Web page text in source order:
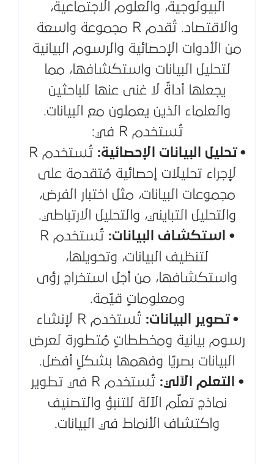
البيولوجية، والعلوم الاجتماعية،
والاقتصاد. تُقدم R مجموعة واسعة
من الأدوات الإحصائية والرسوم البيانية
لتحليل البيانات واستكشافها، مما
يجعلها أداةً لا غنى عنها للباحثين
والعلماء الذين يعملون مع البيانات.
تُستخدم R في:
• تحليل البيانات الإحصائية:
تُستخدم R
لإجراء تحليلات إحصائية مُتقدمة على
مجموعات البيانات، مثل اختبار الفرض،
والتحليل التبايني، والتحليل الارتباطي.
• استكشاف البيانات:
تُستخدم R
لتنظيف البيانات، وتحويلها،
واستكشافها، من أجل استخراج رؤى
ومعلوماتٍ قيّمة.
• تصوير البيانات:
تُستخدم R لإنشاء
رسوم بيانية ومخططاتٍ مُتطورة لعرض
البيانات بصريًا وفهمها بشكلٍ أفضل.
• التعلم الآلي:
تُستخدم R في تطوير
نماذج تعلّم الآلة للتنبؤ والتصنيف
واكتشاف الأنماط في البيانات.